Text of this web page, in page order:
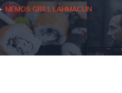
MEMOS GRILL LAHMACUN